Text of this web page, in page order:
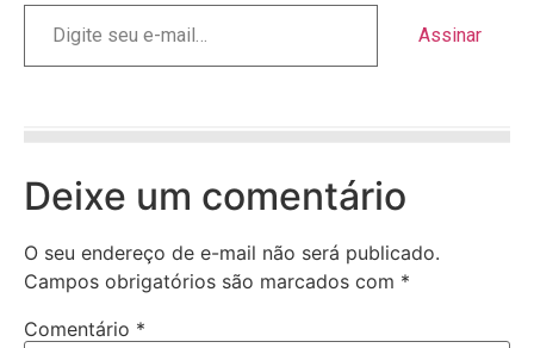
Assinar
Deixe um comentário
O seu endereço de e-mail não será publicado.
Campos obrigatórios são marcados com *
Comentário *